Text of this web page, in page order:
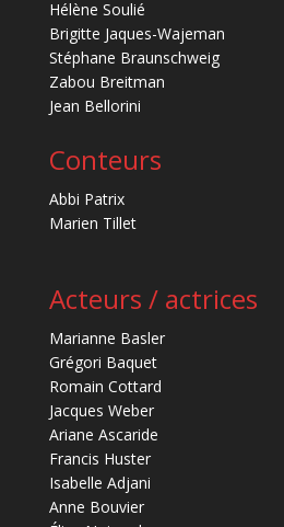
Hélène Soulié
Brigitte Jaques-Wajeman
Stéphane Braunschweig
Zabou Breitman
Jean Bellorini
Conteurs
Abbi Patrix
Marien Tillet
Acteurs / actrices
Marianne Basler
Grégori Baquet
Romain Cottard
Jacques Weber
Ariane Ascaride
Francis Huster
Isabelle Adjani
Anne Bouvier